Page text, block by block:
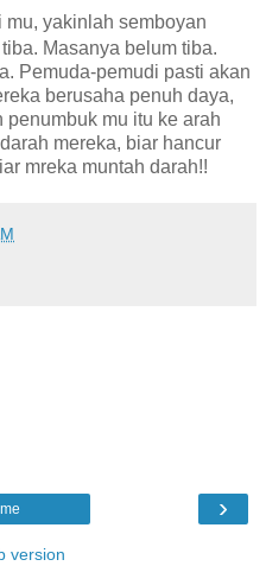
mu, yakinlah semboyan
Masanya belum tiba.
Pemuda-pemudi pasti akan
berusaha penuh daya,
mu itu ke arah
mereka, biar hancur
mreka muntah darah!!
›
version